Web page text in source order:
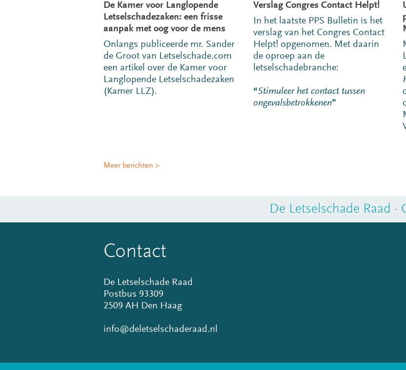
De Kamer voor Langlopende
Letselschadezaken: een frisse
aanpak met oog voor de mens
Onlangs publiceerde mr. Sander
de Groot van Letselschade.com
een artikel over de Kamer voor
Langlopende Letselschadezaken
(Kamer LLZ).
Verslag Congres Contact Helpt!
In het laatste PPS Bulletin is het
verslag van het Congres Contact
Helpt! opgenomen. Met daarin
de oproep aan de
letselschadebranche:
“Stimuleer het contact tussen
ongevalsbetrokkenen”
Meer berichten >
De Letselschade Raad
Contact
De Letselschade Raad
Postbus 93309
2509 AH Den Haag
info@deletselschaderaad.nl